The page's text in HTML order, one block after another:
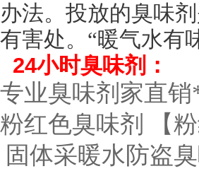
办法。投放的臭味
有害处。“暖气水有
24小时臭味剂：
专业臭味剂家直销
粉红色臭味剂
【
固体采暖水防盗